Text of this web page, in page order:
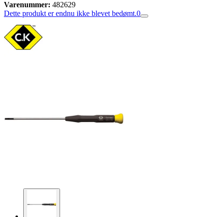
Varenummer: 482629
Dette produkt er endnu ikke blevet bedømt.0